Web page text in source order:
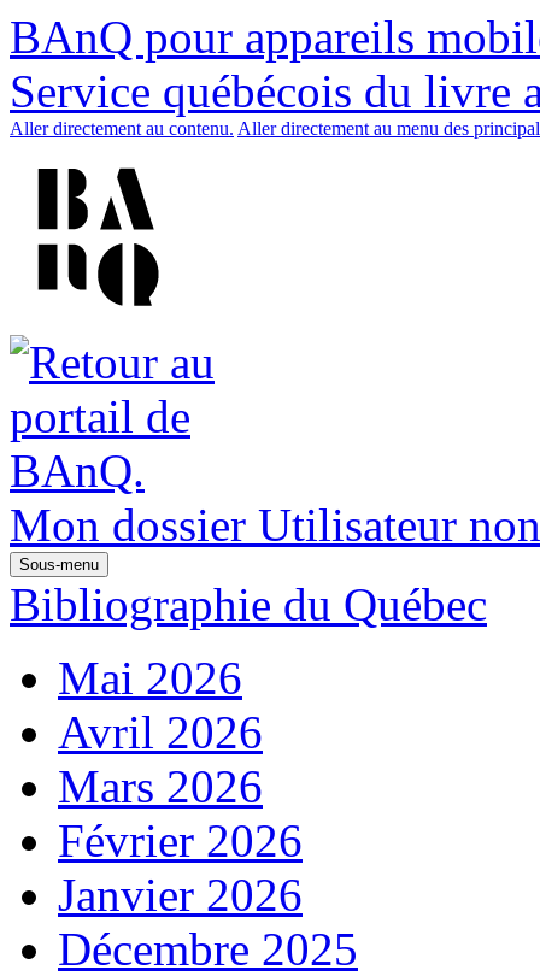
BAnQ pour appareils
Service québécois du livre
Aller directement au contenu. Aller directement au menu des
Mon dossier Utilisateur
Sous-menu
Bibliographie du Québec
Mai 2026
Avril 2026
Mars 2026
Février 2026
Janvier 2026
Décembre 2025